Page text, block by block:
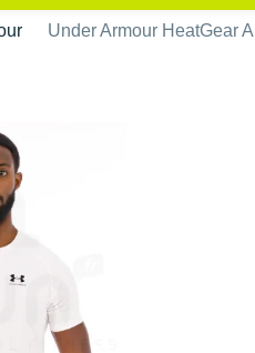
Under Armour HeatGear